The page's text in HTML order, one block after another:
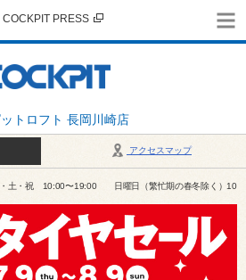
トロフト 長岡川崎店
COCKPIT PRESS
アクセスマップ
土・祝 10:00〜19:00 日曜日（繁忙期の春冬除く）